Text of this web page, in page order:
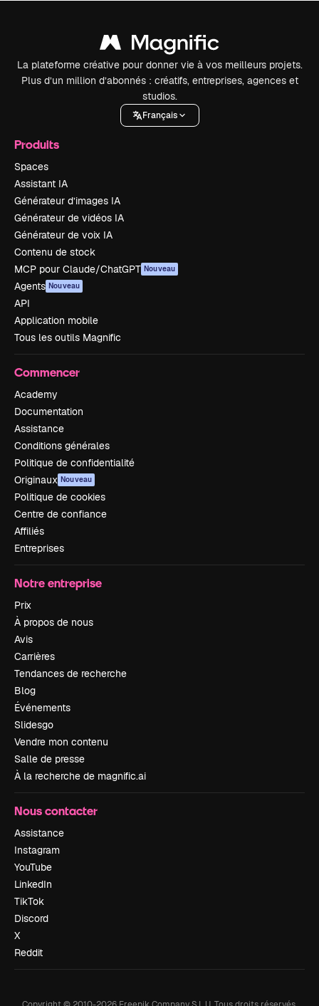
La plateforme créative pour donner vie à vos meilleurs projets.
Plus d’un million d’abonnés : créatifs, entreprises, agences et
studios.
Français
Produits
Spaces
Assistant IA
Générateur d’images IA
Générateur de vidéos IA
Générateur de voix IA
Contenu de stock
MCP pour Claude/ChatGPT Nouveau
Agents Nouveau
API
Application mobile
Tous les outils Magnific
Commencer
Academy
Documentation
Assistance
Conditions générales
Politique de confidentialité
Originaux Nouveau
Politique de cookies
Centre de confiance
Affiliés
Entreprises
Notre entreprise
Prix
À propos de nous
Avis
Carrières
Tendances de recherche
Blog
Événements
Slidesgo
Vendre mon contenu
Salle de presse
À la recherche de magnific.ai
Nous contacter
Assistance
Instagram
YouTube
LinkedIn
TikTok
Discord
X
Reddit